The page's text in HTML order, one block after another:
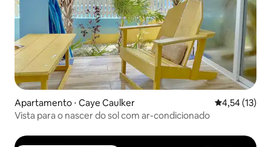
Apartamento ⋅ Caye Caulker 4,54 de uma
4,54 (13)
Vista para o nascer do sol com ar-condicionado